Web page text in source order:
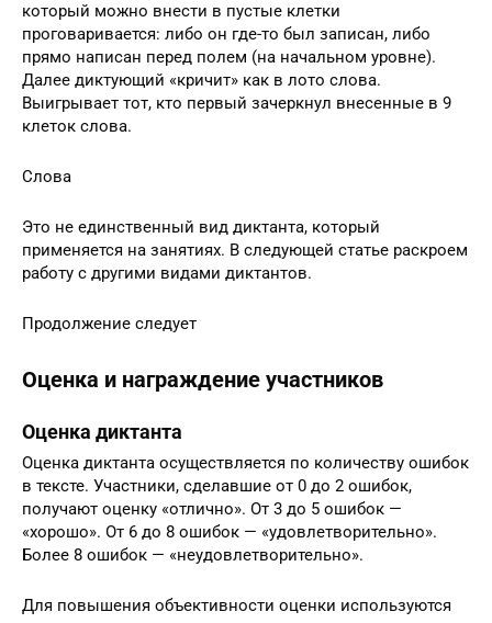
который можно внести в пустые клетки
проговаривается: либо он где-то был записан, либо
прямо написан перед полем (на начальном уровне).
Далее диктующий «кричит» как в лото слова.
Выигрывает тот, кто первый зачеркнул внесенные в 9
клеток слова.
Слова
Это не единственный вид диктанта, который
применяется на занятиях. В следующей статье раскроем
работу с другими видами диктантов.
Продолжение следует
Оценка и награждение участников
Оценка диктанта
Оценка диктанта осуществляется по количеству ошибок
в тексте. Участники, сделавшие от 0 до 2 ошибок,
получают оценку «отлично». От 3 до 5 ошибок —
«хорошо». От 6 до 8 ошибок — «удовлетворительно».
Более 8 ошибок — «неудовлетворительно».
Для повышения объективности оценки используются